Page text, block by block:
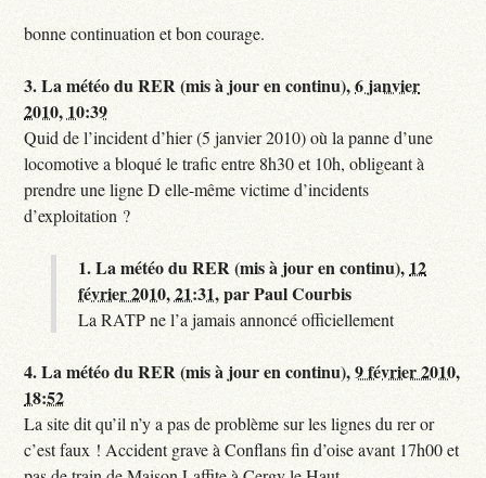
bonne continuation et bon courage.
3.La météo du RER (mis à jour en continu),6 janvier
2010, 10:39
Quid de l’incident d’hier (5 janvier 2010) où la panne d’une
locomotive a bloqué le trafic entre 8h30 et 10h, obligeant à
prendre une ligne D elle-même victime d’incidents
d’exploitation ?
1.La météo du RER (mis à jour en continu), 12
février 2010, 21:31,parPaul Courbis
La RATP ne l’a jamais annoncé officiellement
4.La météo du RER (mis à jour en continu),9 février 2010,
18:52
La site dit qu’il n’y a pas de problème sur les lignes du rer or
c’est faux ! Accident grave à Conflans fin d’oise avant 17h00 et